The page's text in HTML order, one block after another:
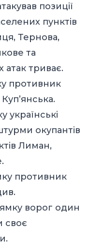
позиції
пунктів
Тернова,
та
атак триває.
противник
окупантів
Лиман,
противник
ворог один
своє